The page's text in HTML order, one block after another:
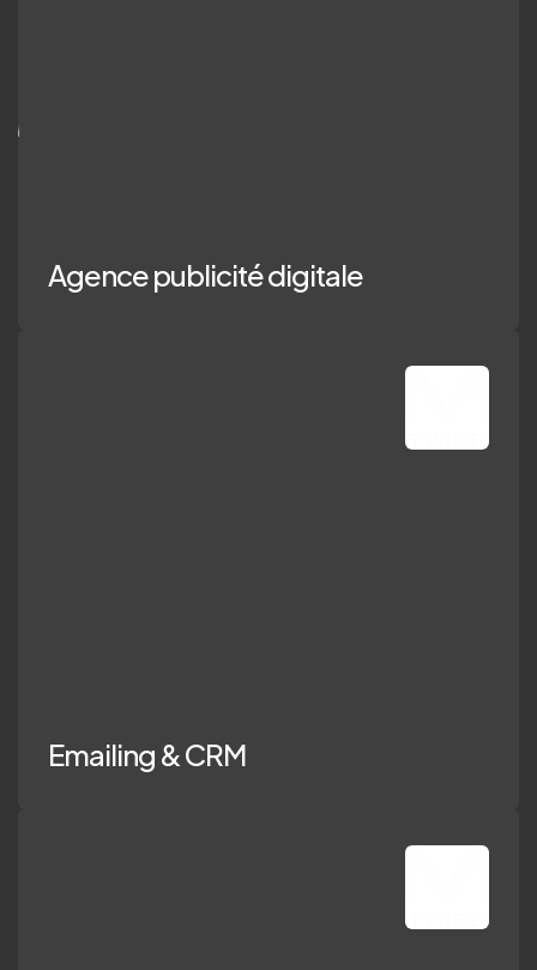
publicité
Agence publicité digitale
Emailing & CRM